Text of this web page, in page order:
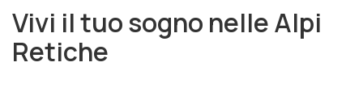
Vivi il tuo sogno nelle Alpi
Retiche